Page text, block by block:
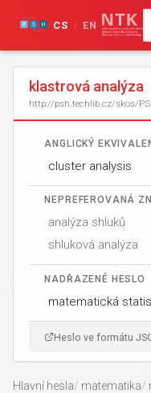
CS / EN
klastrová analýza
http://psh.techlib.cz/skos/
ANGLICKÝ
cluster analysis
NEPREFEROVANÁ
analýza shluků
shluková analýza
NADŘAZENÉ HESLO
matematická
Heslo ve formátu
Hlavní hesla matematika